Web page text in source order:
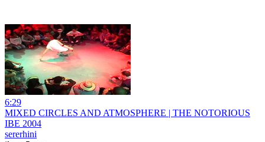
6:29
MIXED CIRCLES AND ATMOSPHERE | THE NOTORIOUS
IBE 2004
sererhini